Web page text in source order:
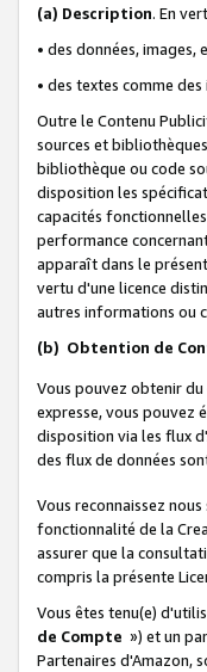
(a) Description. En
• des données,
• des textes comme
Outre le Contenu
sources et
bibliothèque ou code
disposition les
capacités
performance
apparaît dans le
vertu d'une licence
autres informations ou
(b) Obtention de
Vous pouvez obtenir
expresse, vous pouvez
disposition via les flux
des flux de données
Vous reconnaissez
fonctionnalité de la
assurer que la
compris la présente
Vous êtes tenu(e)
de Compte ») et un
Partenaires d'Amazon,